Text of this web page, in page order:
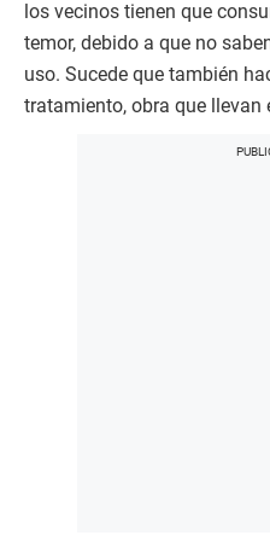
los vecinos tienen que
temor, debido a que no
uso. Sucede que también
tratamiento, obra que llevan